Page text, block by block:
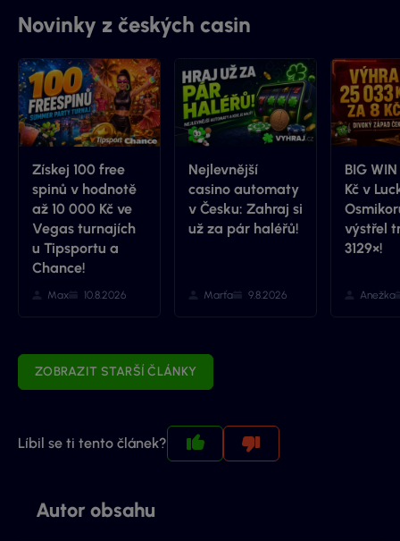
Novinky z českých casin
Získej 100 free
spinů v hodnotě
až 10 000 Kč ve
Vegas turnajích
u Tipsportu a
Chance!
Max 10.8.2026
Nejlevnější
casino automaty
v Česku: Zahraj si
už za pár haléřů!
Marťa 9.8.2026
BIG
Kč v
výstřel
3129×!
Anežka
ZOBRAZIT STARŠÍ ČLÁNKY
Líbil se ti tento článek?
Autor obsahu